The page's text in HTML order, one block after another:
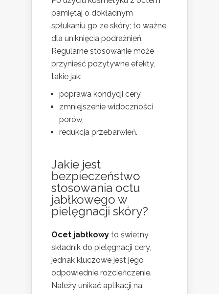
pamiętaj o dokładnym
spłukaniu go ze skóry; to ważne
dla uniknięcia podrażnień.
Regularne stosowanie może
przynieść pozytywne efekty,
takie jak:
poprawa kondycji cery,
zmniejszenie widoczności
porów,
redukcja przebarwień.
Jakie jest
bezpieczeństwo
stosowania octu
jabłkowego w
pielęgnacji skóry?
Ocet jabłkowy to świetny
składnik do pielęgnacji cery,
jednak kluczowe jest jego
odpowiednie rozcieńczenie.
Należy unikać aplikacji na: